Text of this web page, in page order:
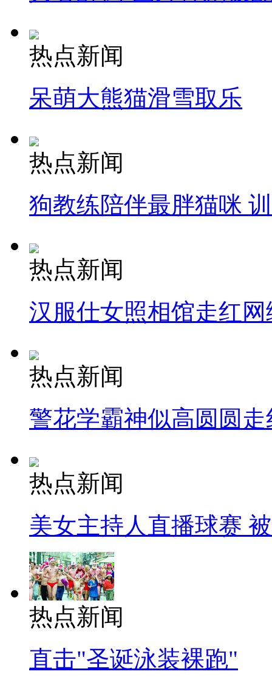
热点新闻
呆萌大熊猫滑雪取乐
热点新闻
狗教练陪伴最胖猫咪
热点新闻
汉服仕女照相馆走红网
热点新闻
警花学霸神似高圆圆走
热点新闻
美女主持人直播球赛
热点新闻
直击"圣诞泳装裸跑"